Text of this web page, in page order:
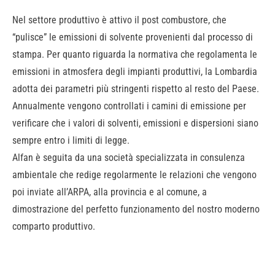
Nel settore produttivo è attivo il post combustore, che
“pulisce” le emissioni di solvente provenienti dal processo di
stampa. Per quanto riguarda la normativa che regolamenta le
emissioni in atmosfera degli impianti produttivi, la Lombardia
adotta dei parametri più stringenti rispetto al resto del Paese.
Annualmente vengono controllati i camini di emissione per
verificare che i valori di solventi, emissioni e dispersioni siano
sempre entro i limiti di legge.
Alfan è seguita da una società specializzata in consulenza
ambientale che redige regolarmente le relazioni che vengono
poi inviate all’ARPA, alla provincia e al comune, a
dimostrazione del perfetto funzionamento del nostro moderno
comparto produttivo.